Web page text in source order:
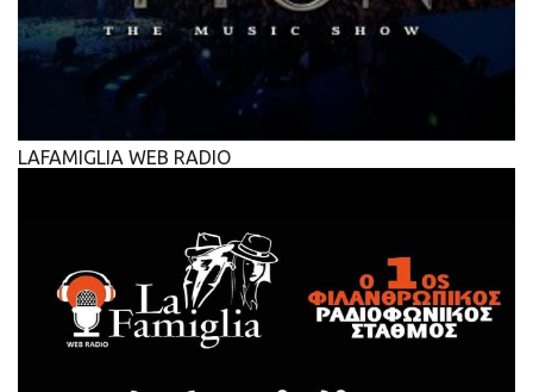
LAFAMIGLIA WEB RADIO